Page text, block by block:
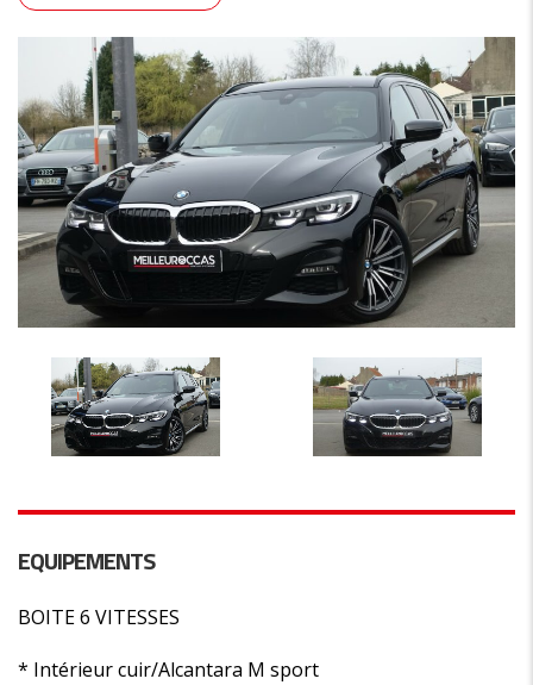
EQUIPEMENTS
BOITE 6 VITESSES
* Intérieur cuir/Alcantara M sport